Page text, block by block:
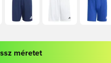
vagy a tagként való
méretet